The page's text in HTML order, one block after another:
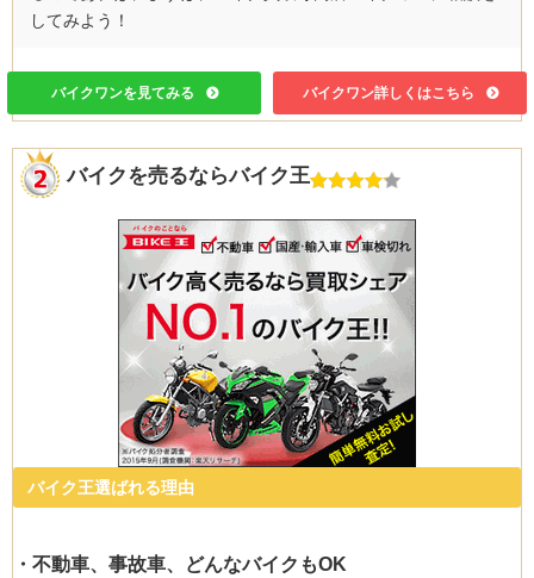
してみよう！
バイクワンを見てみる バイクワン詳しくはこちら
バイクを売るならバイク王
バイク王選ばれる理由
・不動車、事故車、どんなバイクもOK